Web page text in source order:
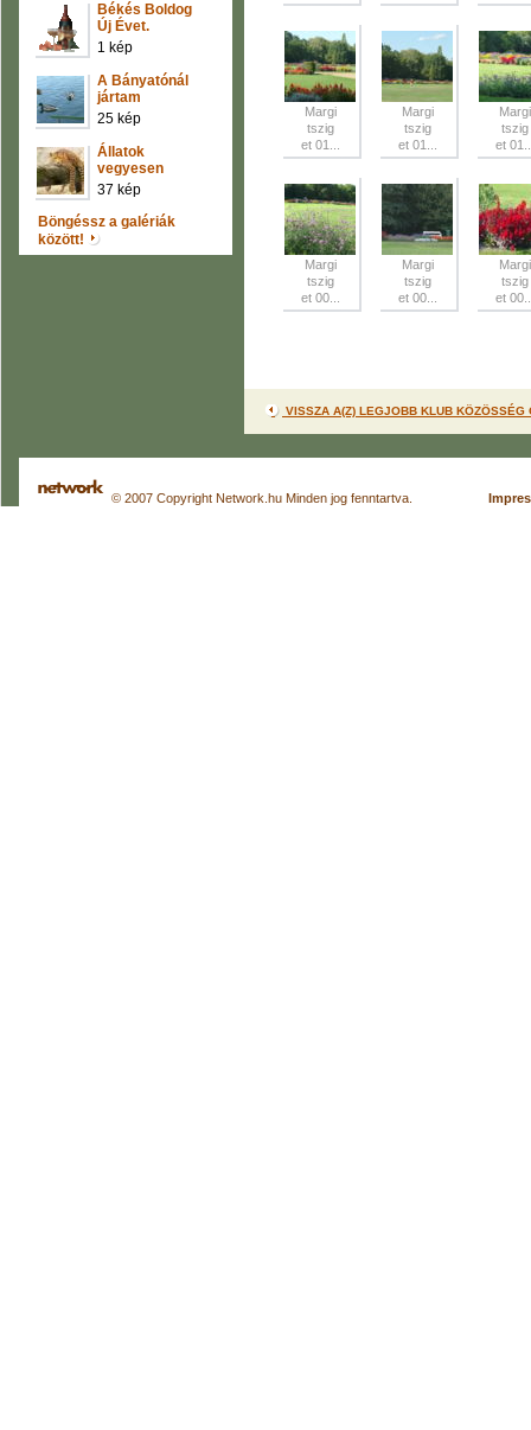
Békés Boldog
Új Évet.
1 kép
A Bányatónál
jártam
25 kép
Állatok
vegyesen
37 kép
Böngéssz a galériák
között!
Margi
tszig
et 01...
Margi
tszig
et 01...
Margi
tszig
et
Margi
tszig
et 00...
Margi
tszig
et 00...
Margi
tszig
et
VISSZA A(Z) LEGJOBB KLUB KÖZÖSSÉG
© 2007 Copyright Network.hu Minden jog fenntartva.